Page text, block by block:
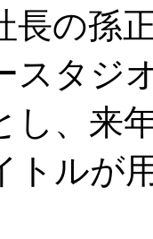
長の孫
スタジ
し、来
トルが